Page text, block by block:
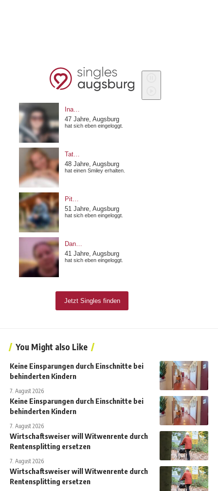
You Might also Like
Keine Einsparungen durch Einschnitte bei
behinderten Kindern
7. August 2026
Keine Einsparungen durch Einschnitte bei
behinderten Kindern
7. August 2026
Wirtschaftsweiser will Witwenrente durch
Rentensplitting ersetzen
7. August 2026
Wirtschaftsweiser will Witwenrente durch
Rentensplitting ersetzen